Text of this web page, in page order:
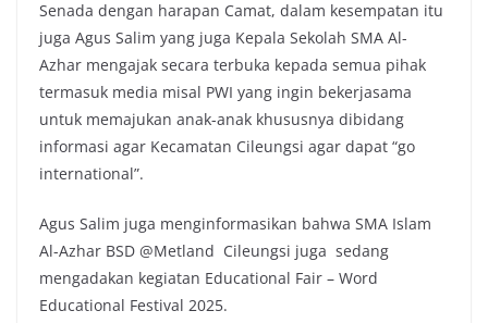
Senada dengan harapan Camat, dalam kesempatan itu
juga Agus Salim yang juga Kepala Sekolah SMA Al-
Azhar mengajak secara terbuka kepada semua pihak
termasuk media misal PWI yang ingin bekerjasama
untuk memajukan anak-anak khususnya dibidang
informasi agar Kecamatan Cileungsi agar dapat “go
international”.
Agus Salim juga menginformasikan bahwa SMA Islam
Al-Azhar BSD @Metland Cileungsi juga sedang
mengadakan kegiatan Educational Fair – Word
Educational Festival 2025.